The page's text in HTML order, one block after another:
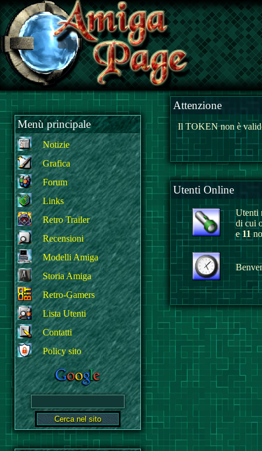
Menù principale
Notizie
Grafica
Forum
Links
Retro Trailer
Recensioni
Modelli Amiga
Storia Amiga
Retro-Gamers
Lista Utenti
Contatti
Policy sito
Attenzione
Il TOKEN non è
Utenti Online
Utenti
di cui
e11